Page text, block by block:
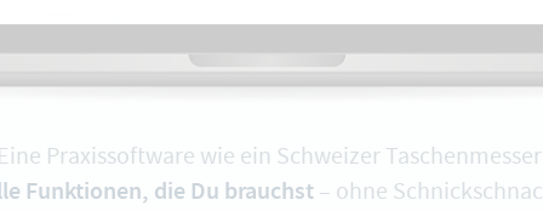
Praxissoftware wie ein Schweizer
Funktionen, die Du brauchst– ohne